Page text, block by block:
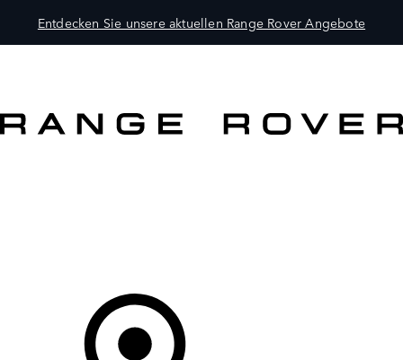
Entdecken Sie unsere aktuellen Range Rover Angebote